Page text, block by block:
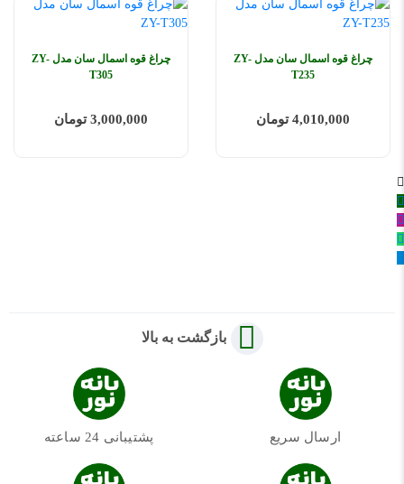
چراغ قوه اسمال سان مدل ZY-
T235
4,010,000 تومان
چراغ قوه اسمال سان مدل ZY-
T305
3,000,000 تومان
بازگشت به بالا
ارسال سریع پشتیبانی 24 ساعته